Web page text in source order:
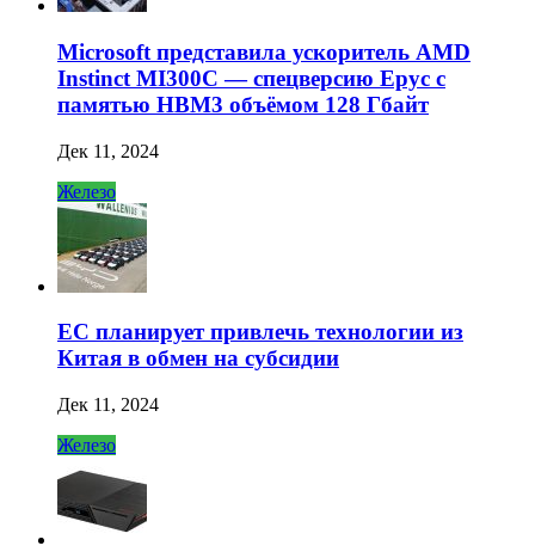
Microsoft представила ускоритель AMD
Instinct MI300C — спецверсию Epyc с
памятью HBM3 объёмом 128 Гбайт
Дек 11, 2024
Железо
ЕС планирует привлечь технологии из
Китая в обмен на субсидии
Дек 11, 2024
Железо